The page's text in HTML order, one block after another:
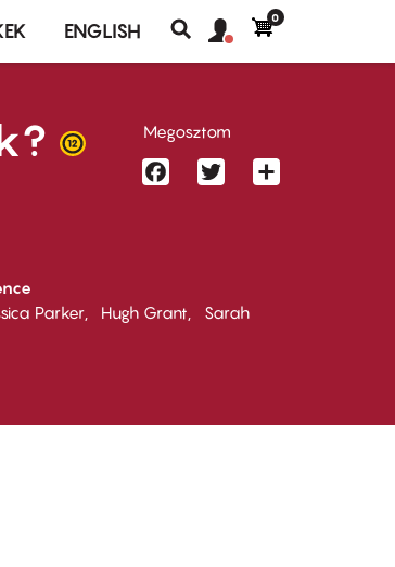
ENGLISH
Keresés
fiók
Felhasználói
0
Parker Hugh Grant
Sarah
Megosztom
FacebookTwitter